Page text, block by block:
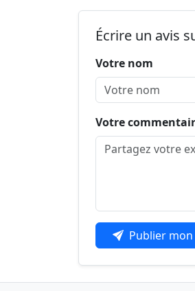
Écrire un avis
Votre nom
Votre
Publier mon